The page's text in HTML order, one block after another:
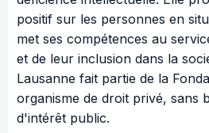
positif sur les personnes en
met ses compétences au
et de leur inclusion dans la
Lausanne fait partie de la
organisme de droit privé, sans
d'intérêt public.